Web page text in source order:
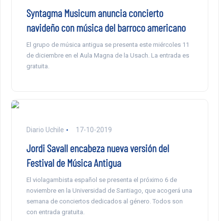
Syntagma Musicum anuncia concierto
navideño con música del barroco americano
El grupo de música antigua se presenta este miércoles 11
de diciembre en el Aula Magna de la Usach. La entrada es
gratuita.
Diario Uchile 17-10-2019
Jordi Savall encabeza nueva versión del
Festival de Música Antigua
El violagambista español se presenta el próximo 6 de
noviembre en la Universidad de Santiago, que acogerá una
semana de conciertos dedicados al género. Todos son
con entrada gratuita.